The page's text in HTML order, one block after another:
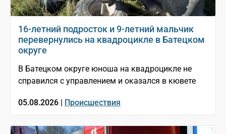
16-летний подросток и 9-летний мальчик
перевернулись на квадроцикле в Батецком
округе
В Батецком округе юноша на квадроцикле не
справился с управлением и оказался в кювете
05.08.2026 | Происшествия